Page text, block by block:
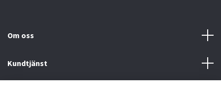
Om oss
Kundtjänst